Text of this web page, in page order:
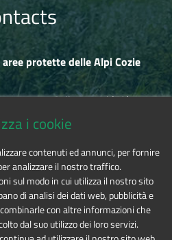
protette delle Alpi Cozie
- 10050 Salbertrand (TO)
i cookie
contenuti ed annunci, per fornire
analizzare il nostro traffico.
sul modo in cui utilizza il nostro sito
di analisi dei dati web, pubblicità e
con altre informazioni che
dal suo utilizzo dei loro servizi.